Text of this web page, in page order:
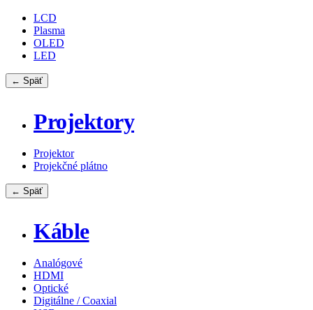
LCD
Plasma
OLED
LED
← Späť
Projektory
Projektor
Projekčné plátno
← Späť
Káble
Analógové
HDMI
Optické
Digitálne / Coaxial